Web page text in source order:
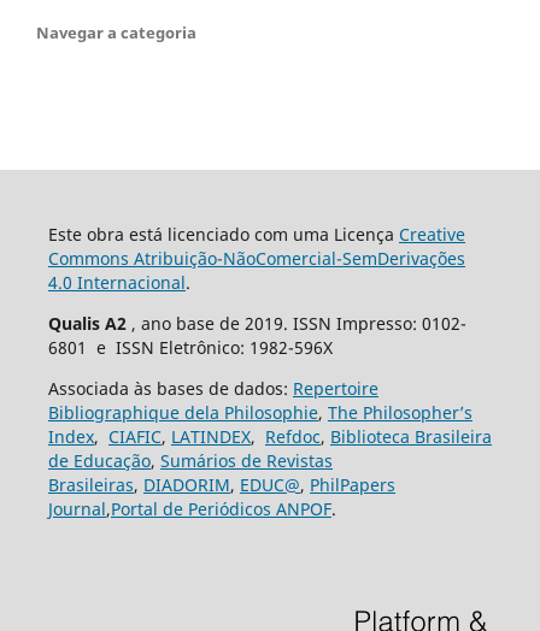
Navegar a categoria
Este obra está licenciado com uma Licença Creative
Commons Atribuição-NãoComercial-SemDerivações
4.0 Internacional.
Qualis A2 , ano base de 2019. ISSN Impresso: 0102-
6801 e ISSN Eletrônico: 1982-596X
Associada às bases de dados: Repertoire
Bibliographique dela Philosophie, The Philosopher’s
Index, CIAFIC, LATINDEX, Refdoc, Biblioteca Brasileira
de Educação, Sumários de Revistas
Brasileiras, DIADORIM, EDUC@, PhilPapers
Journal,Portal de Periódicos ANPOF.